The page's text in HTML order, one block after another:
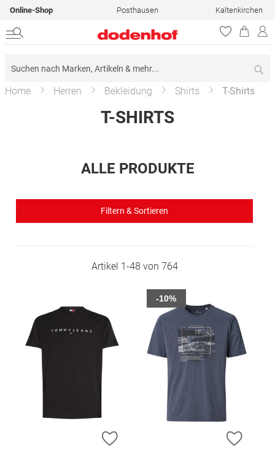
Online-Shop Posthausen Kaltenkirchen
Home Herren Bekleidung Shirts T-Shirts
T-SHIRTS
ALLE PRODUKTE
Filtern & Sortieren
Artikel 1-48 von 764
ZUR WUNSCHLISTE HINZUFÜGEN
ZUR
-10%